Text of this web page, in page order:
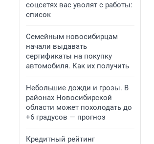
соцсетях вас уволят с работы:
список
Семейным новосибирцам
начали выдавать
сертификаты на покупку
автомобиля. Как их получить
Небольшие дожди и грозы. В
районах Новосибирской
области может похолодать до
+6 градусов — прогноз
Кредитный рейтинг